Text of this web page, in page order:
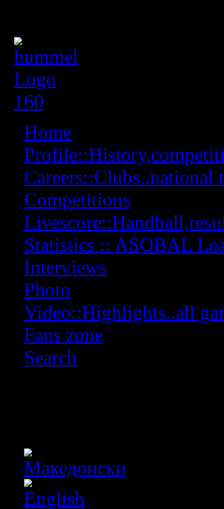
Home
Careers::Clubs..national
Competitions
Statistics :: ASOBAL
Interviews
Photo
Video::Highlights..all
Fans zone
Search